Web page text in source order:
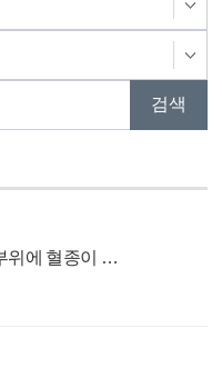
뇌동맥류 코일 색전술 후 허벅지 부위에 혈종이 생겼습니다.